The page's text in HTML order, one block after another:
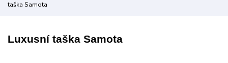
taška Samota
Luxusní taška Samota